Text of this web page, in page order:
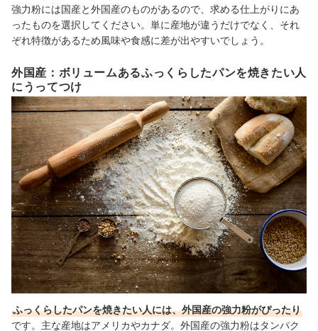
強力粉には国産と外国産のものがあるので、求める仕上がりにあ
ったものを選択してください。単に産地が違うだけでなく、それ
ぞれ特徴があるため風味や食感に差が出やすいでしょう。
外国産：ボリュームあるふっくらしたパンを焼きたい人
にうってつけ
ふっくらしたパンを焼きたい人には、外国産の強力粉がぴったり
です。主な産地はアメリカやカナダ。外国産の強力粉はタンパク